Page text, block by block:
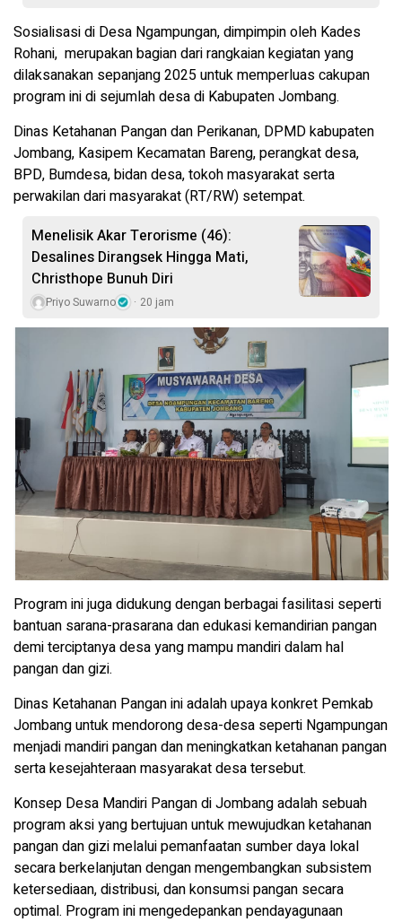
Sosialisasi di Desa Ngampungan, dimpimpin oleh Kades
Rohani, merupakan bagian dari rangkaian kegiatan yang
dilaksanakan sepanjang 2025 untuk memperluas cakupan
program ini di sejumlah desa di Kabupaten Jombang.
Dinas Ketahanan Pangan dan Perikanan, DPMD kabupaten
Jombang, Kasipem Kecamatan Bareng, perangkat desa,
BPD, Bumdesa, bidan desa, tokoh masyarakat serta
perwakilan dari masyarakat (RT/RW) setempat.
Menelisik Akar Terorisme (46):
Desalines Dirangsek Hingga Mati,
Christhope Bunuh Diri
Priyo Suwarno 20 jam
Program ini juga didukung dengan berbagai fasilitasi seperti
bantuan sarana-prasarana dan edukasi kemandirian pangan
demi terciptanya desa yang mampu mandiri dalam hal
pangan dan gizi.
Dinas Ketahanan Pangan ini adalah upaya konkret Pemkab
Jombang untuk mendorong desa-desa seperti Ngampungan
menjadi mandiri pangan dan meningkatkan ketahanan pangan
serta kesejahteraan masyarakat desa tersebut.
Konsep Desa Mandiri Pangan di Jombang adalah sebuah
program aksi yang bertujuan untuk mewujudkan ketahanan
pangan dan gizi melalui pemanfaatan sumber daya lokal
secara berkelanjutan dengan mengembangkan subsistem
ketersediaan, distribusi, dan konsumsi pangan secara
optimal. Program ini mengedepankan pendayagunaan